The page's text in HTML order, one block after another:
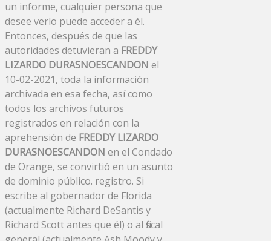
un informe, cualquier persona que
desee verlo puede acceder a él.
Entonces, después de que las
autoridades detuvieran a FREDDY
LIZARDO DURASNOESCANDON el
10-02-2021, toda la información
archivada en esa fecha, así como
todos los archivos futuros
registrados en relación con la
aprehensión de FREDDY LIZARDO
DURASNOESCANDON en el Condado
de Orange, se convirtió en un asunto
de dominio público. registro. Si
escribe al gobernador de Florida
(actualmente Richard DeSantis y
Richard Scott antes que él) o al fiscal